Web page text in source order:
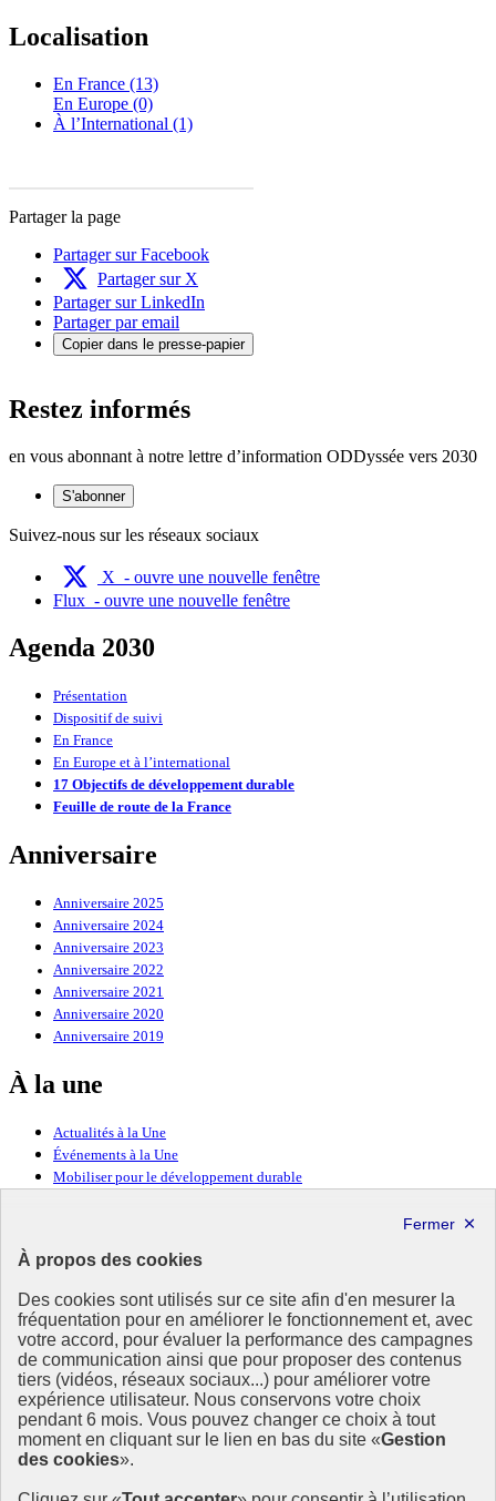
À propos des cookies
Des cookies sont utilisés sur ce site afin d'en mesurer la
fréquentation pour en améliorer le fonctionnement et, avec
votre accord, pour évaluer la performance des campagnes
de communication ainsi que pour proposer des contenus
tiers (vidéos, réseaux sociaux...) pour améliorer votre
expérience utilisateur. Nous conservons votre choix
pendant 6 mois. Vous pouvez changer ce choix à tout
moment en cliquant sur le lien en bas du site «Gestion
des cookies».
Localisation
En France (13)
En Europe (0)
À l’International (1)
Partager la page
Partager sur Facebook
Partager sur X
Partager sur LinkedIn
Partager par email
Copier dans le presse-papier
Restez informés
en vous abonnant à notre lettre d’information ODDyssée vers 2030
S'abonner
Suivez-nous sur les réseaux sociaux
X - ouvre une nouvelle fenêtre
Flux - ouvre une nouvelle fenêtre
Agenda 2030
Présentation
Dispositif de suivi
En France
En Europe et à l’international
17 Objectifs de développement durable
Feuille de route de la France
Anniversaire
Anniversaire 2025
Anniversaire 2024
Anniversaire 2023
Anniversaire 2022
Anniversaire 2021
Anniversaire 2020
Anniversaire 2019
À la une
Actualités à la Une
Événements à la Une
Mobiliser pour le développement durable
Ressources
Ressources
La Méth’ODD
Gouvernement
Ce site propose l’information de référence concernant l’Agenda
2030 et la feuille de route de la France. Il valorise la mobilisation de
tous les acteurs.
info.gouv.fr- ouvre une nouvelle fenêtre